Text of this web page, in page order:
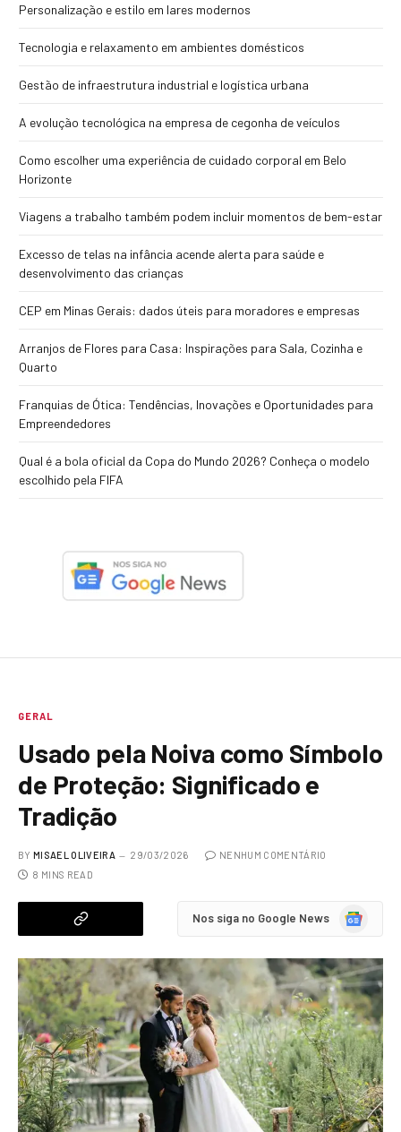
Personalização e estilo em lares modernos
Tecnologia e relaxamento em ambientes domésticos
Gestão de infraestrutura industrial e logística urbana
A evolução tecnológica na empresa de cegonha de veículos
Como escolher uma experiência de cuidado corporal em Belo
Horizonte
Viagens a trabalho também podem incluir momentos de bem-estar
Excesso de telas na infância acende alerta para saúde e
desenvolvimento das crianças
CEP em Minas Gerais: dados úteis para moradores e empresas
Arranjos de Flores para Casa: Inspirações para Sala, Cozinha e
Quarto
Franquias de Ótica: Tendências, Inovações e Oportunidades para
Empreendedores
Qual é a bola oficial da Copa do Mundo 2026? Conheça o modelo
escolhido pela FIFA
GERAL
Usado pela Noiva como Símbolo
de Proteção: Significado e
Tradição
BY MISAEL OLIVEIRA 29/03/2026
NENHUM COMENTÁRIO
8 MINS READ
Nos siga no Google News
Google